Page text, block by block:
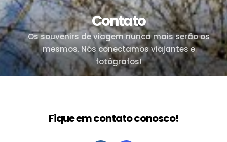
Contato
Os souvenirs de viagem nunca mais serão os
mesmos. Nós conectamos viajantes e
fotógrafos!
Fique em contato conosco!